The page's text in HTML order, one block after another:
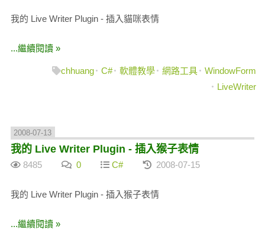
我的 Live Writer Plugin - 插入貓咪表情
...繼續閱讀 »
chhuang C# 軟體教學 網路工具
WindowForm
LiveWriter
2008-07-13
我的 Live Writer Plugin - 插入猴子表情
8485 0 C# 2008-07-15
我的 Live Writer Plugin - 插入猴子表情
...繼續閱讀 »